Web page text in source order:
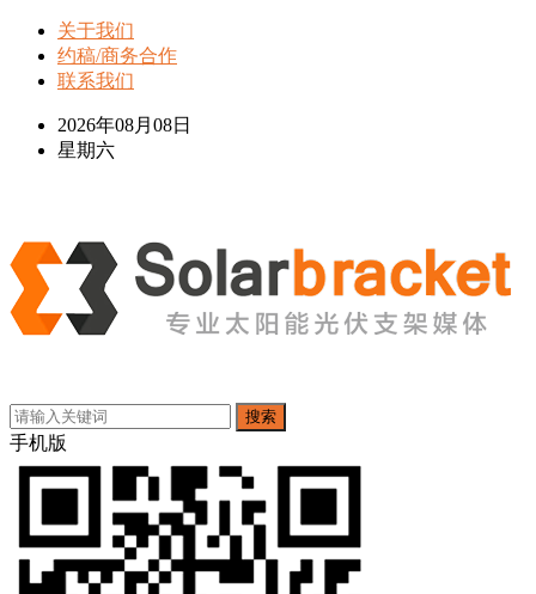
关于我们
约稿/商务合作
联系我们
2026年08月08日
星期六
搜索
手机版